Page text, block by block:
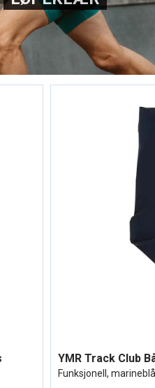
YMR Track Club
Lett og